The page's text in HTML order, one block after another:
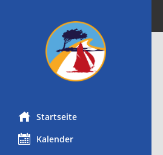
Startseite
Kalender